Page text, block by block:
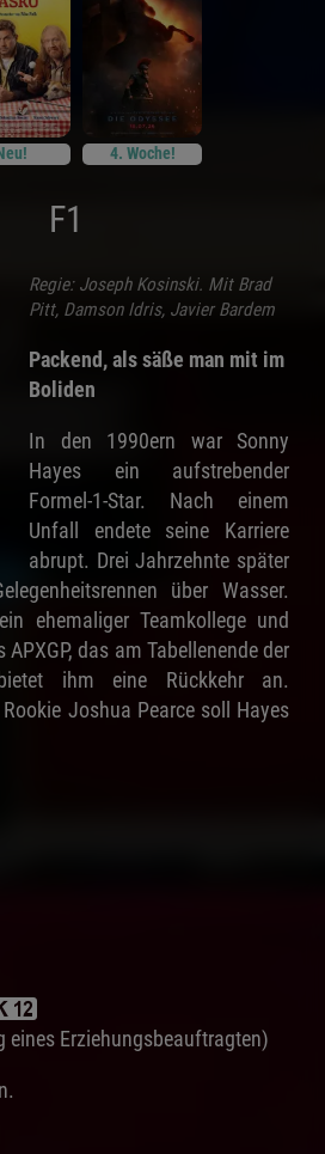
4. Woche!
F1
Regie: Joseph Kosinski. Mit Brad
Pitt, Damson Idris, Javier Bardem
Packend, als säße man mit im
Boliden
In den 1990ern war Sonny
Hayes ein aufstrebender
Formel-1-Star. Nach einem
Unfall endete seine Karriere
abrupt. Drei Jahrzehnte später
über Wasser.
ehemaliger Teamkollege und
APXGP, das am Tabellenende der
ihm eine Rückkehr an.
Joshua Pearce soll Hayes
eines Erziehungsbeauftragten)